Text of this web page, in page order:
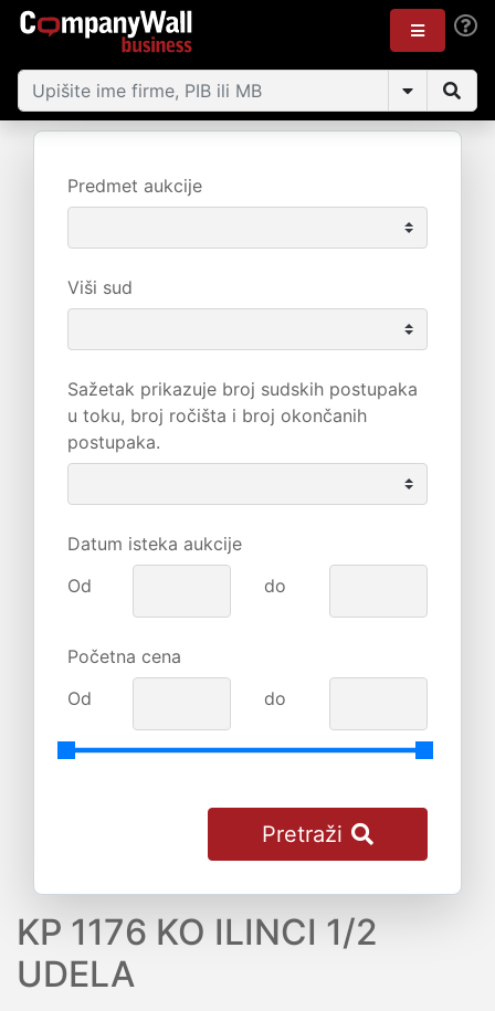
Predmet aukcije
Viši sud
Sažetak prikazuje broj sudskih postupaka
u toku, broj ročišta i broj okončanih
postupaka.
Datum isteka aukcije
Od
do
Početna cena
Od
do
Pretraži
KP 1176 KO ILINCI 1/2
UDELA